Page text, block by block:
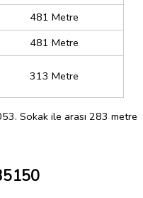
481 Metre
481 Metre
313 Metre
Sokak ile arası 283 metre